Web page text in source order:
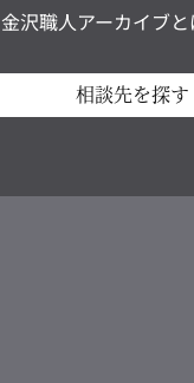
金沢職人アーカイブと
相談先を探す